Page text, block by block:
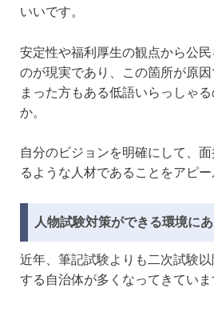
いいです。
安定性や福利厚生の観点から公
のが現実であり、この箇所が原
まった方もある低語いらっしゃ
か。
自分のビジョンを明確にして、
るような人材であることをアピー
人物試験対策ができる環境に
近年、筆記試験よりも二次試験
する自治体が多くなってきていま